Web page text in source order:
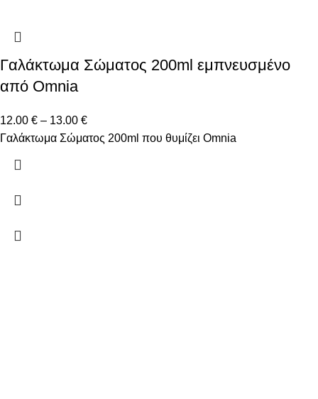
Γαλάκτωμα Σώματος 200ml εμπνευσμένο
από Omnia
12.00 € – 13.00 €
Γαλάκτωμα Σώματος 200ml που θυμίζει Omnia